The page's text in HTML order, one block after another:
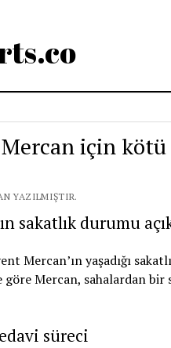
Mercan için kötü
YAZILMIŞTIR.
sakatlık durumu
Mercan’ın yaşadığı
göre Mercan, sahalardan bir
süreci